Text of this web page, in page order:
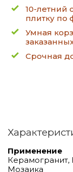
10-летний
плитку по
Умная
Срочная
Применение
Керамогранит,
Мозаика